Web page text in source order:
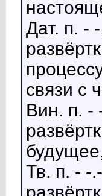
Дат. п. -
связи с
Вин. п. -
Тв. п. - -